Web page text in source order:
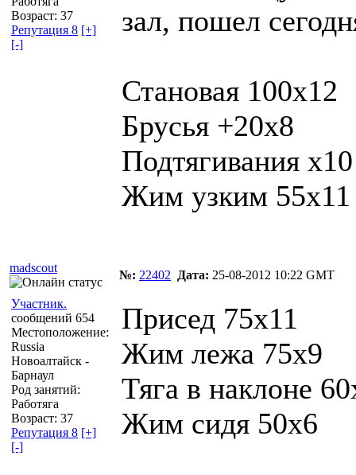
Возраст: 37
Репутация 8 [+]
[-]
зал, пошел
Становая 100х12
Брусья +20х8
Подтягивания х10
Жим узким 55х11
madscout
№: 22402 Дата: 25-08-2012 10:22 GMT
Участник.
сообщений 654
Местоположение:
Russia
Новоалтайск -
Барнаул
Род занятий:
Работяга
Возраст: 37
Репутация 8 [+]
[-]
Присед 75х11
Жим лежа 75х9
Тяга в наклоне
Жим сидя 50х6